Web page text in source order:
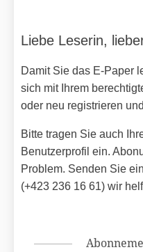
Liebe Leserin,
Damit Sie das E-Paper
sich mit Ihrem
oder neu registrieren
Bitte tragen Sie auch
Benutzerprofil ein.
Problem. Senden Sie ein
(+423 236 16 61) wir